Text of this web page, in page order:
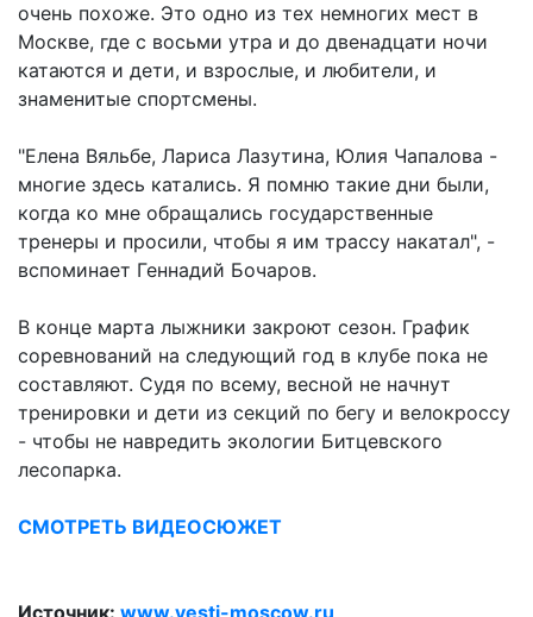
очень похоже. Это одно из тех немногих мест в
Москве, где с восьми утра и до двенадцати ночи
катаются и дети, и взрослые, и любители, и
знаменитые спортсмены.
"Елена Вяльбе, Лариса Лазутина, Юлия Чапалова -
многие здесь катались. Я помню такие дни были,
когда ко мне обращались государственные
тренеры и просили, чтобы я им трассу накатал", -
вспоминает Геннадий Бочаров.
В конце марта лыжники закроют сезон. График
соревнований на следующий год в клубе пока не
составляют. Судя по всему, весной не начнут
тренировки и дети из секций по бегу и велокроссу
- чтобы не навредить экологии Битцевского
лесопарка.
СМОТРЕТЬ ВИДЕОСЮЖЕТ